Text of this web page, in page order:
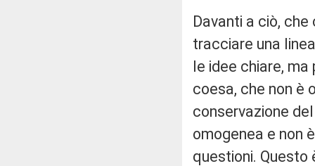
Davanti a ciò,
tracciare una
le idee chiare,
coesa, che non è
conservazione
omogenea e non
questioni.